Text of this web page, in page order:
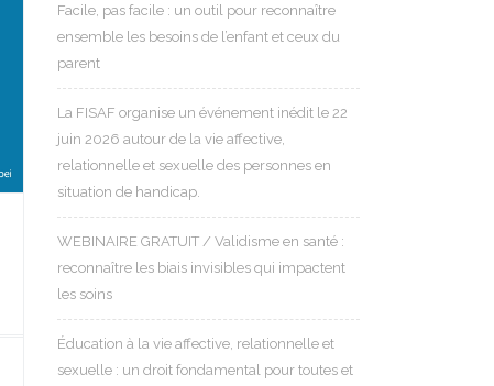
Facile, pas facile : un outil pour reconnaître
ensemble les besoins de l’enfant et ceux du
parent
La FISAF organise un événement inédit le 22
juin 2026 autour de la vie affective,
relationnelle et sexuelle des personnes en
situation de handicap.
WEBINAIRE GRATUIT / Validisme en santé :
reconnaître les biais invisibles qui impactent
les soins
Éducation à la vie affective, relationnelle et
sexuelle : un droit fondamental pour toutes et